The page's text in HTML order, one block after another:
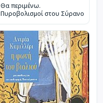
Θα περιμένω.
Πυροβολισμοί στου Σύρανο